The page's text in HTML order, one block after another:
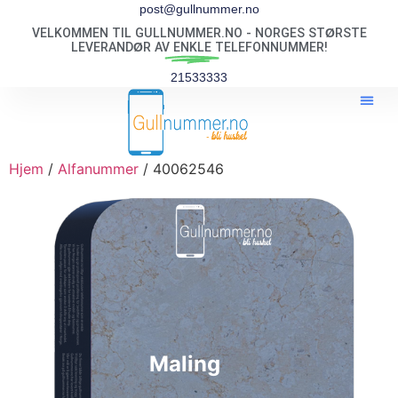
post@gullnummer.no
VELKOMMEN TIL GULLNUMMER.NO - NORGES STØRSTE
LEVERANDØR AV ENKLE TELEFONNUMMER!
21533333
Hjem / Alfanummer / 40062546
Maling